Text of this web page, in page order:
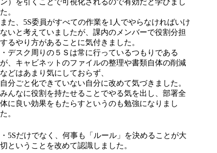
ン）を引くことで可視化されるので有効だと学びまし
た。
また、5S委員がすべての作業を1人でやらなければいけ
ないと考えていましたが、課内のメンバーで役割分担
するやり方があることに気付きました。
・デスク周りの５Ｓは常に行っているつもりである
が、キャビネットのファイルの整理や書類自体の削減
などはあまり気にしておらず、
自分ごと化できていない自分に改めて気づきました。
みんなに役割を持たせることでやる気を出し、部署全
体に良い効果をもたらすというのも勉強になりまし
た。
・5Sだけでなく、何事も「ルール」を決めることが大
切ということを改めて認識しました。